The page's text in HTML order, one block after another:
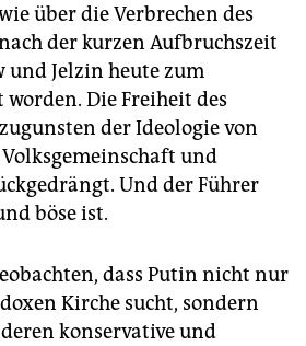
über die Verbrechen des
der kurzen Aufbruchszeit
und Jelzin heute zum
Die Freiheit des
der Ideologie von
und
Und der Führer
böse ist.
dass Putin nicht nur
Kirche sucht, sondern
konservative und